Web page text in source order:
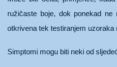
ružičaste boje, dok ponekad
otkrivena tek testiranjem uzoraka
Simptomi mogu biti neki od